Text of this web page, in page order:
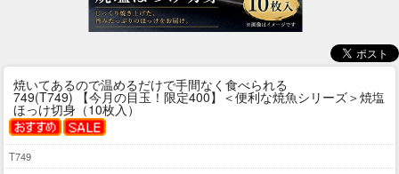
焼いてあるので温めるだけで手間なく食べられる
749(T749) 【今月の目玉！限定400】＜便利な焼魚シリーズ＞焼塩
ほっけ切身（10枚入）
T749